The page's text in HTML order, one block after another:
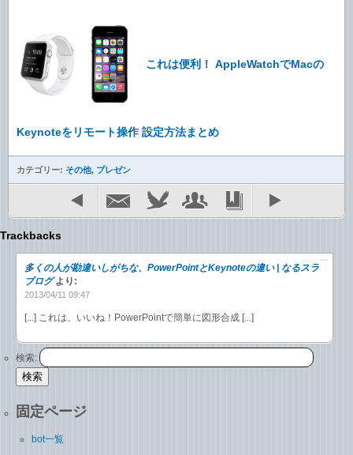
これは便利！ AppleWatchでMacの
Keynoteをリモート操作 設定方法まとめ
カテゴリー: その他, プレゼン
Trackbacks
多くの人が勘違いしがちな、PowerPointとKeynoteの違い | なるスラ
ブログ より:
2013/04/11 09:47
[...] これは、いいね！PowerPointで簡単に図形合成 [...]
検索:
固定ページ
bot一覧